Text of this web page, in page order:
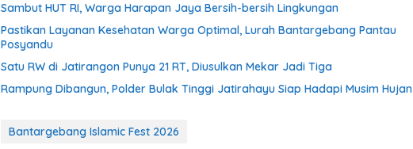
Sambut HUT RI, Warga Harapan Jaya Bersih-bersih Lingkungan
Pastikan Layanan Kesehatan Warga Optimal, Lurah Bantargebang Pantau
Posyandu
Satu RW di Jatirangon Punya 21 RT, Diusulkan Mekar Jadi Tiga
Rampung Dibangun, Polder Bulak Tinggi Jatirahayu Siap Hadapi Musim Hujan
Bantargebang Islamic Fest 2026